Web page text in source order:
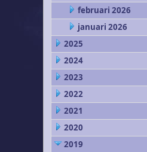
februari 2026
januari 2026
2025
2024
2023
2022
2021
2020
2019